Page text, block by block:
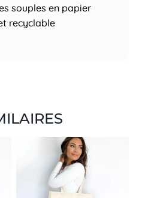
souples en papier
recyclable